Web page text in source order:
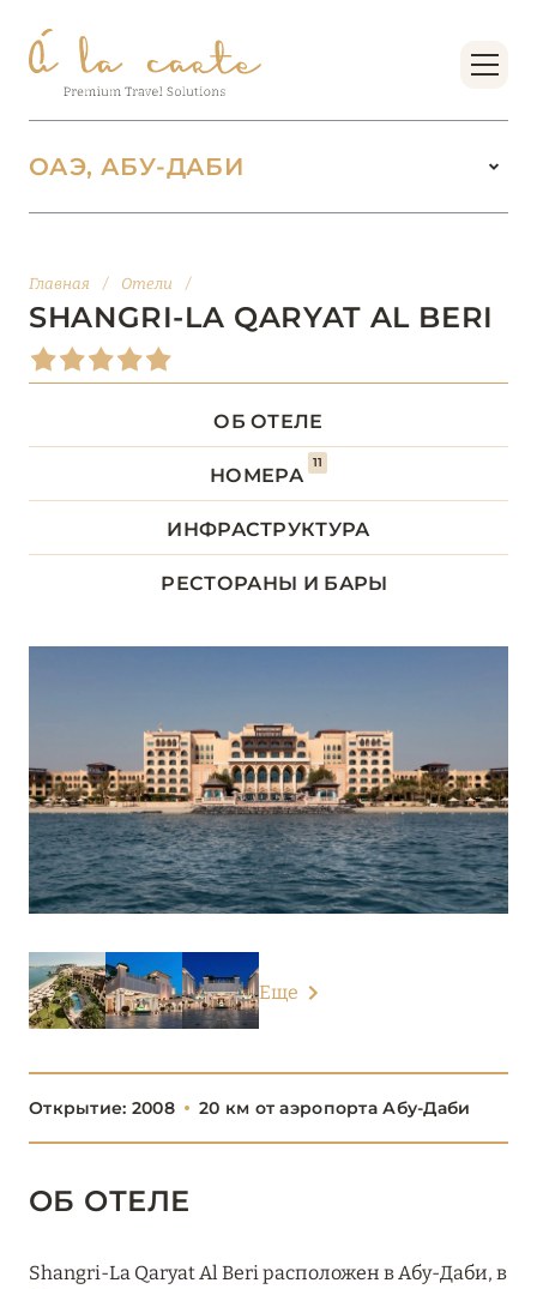
ОАЭ, АБУ-ДАБИ
АБУ-ДАБИ 20
Al Wathba, a Luxury Collection Desert Resort & Spa
Anantara Santorini Abu Dhabi Retreat
Anantara Sir Bani Yas Island Al Sahel Villa Resort
Anantara Sir Bani Yas Island Al Yamm Villa Resort
Park Hyatt Abu Dhabi Hotel and Villas
Qasr Al Sarab Desert Resort by Anantara
Rixos Marina Abu Dhabi
Rixos Premium Saadiyat Island
Rosewood Abu Dhabi
Saadiyat Rotana Resort & Villas
The Ritz-Carlton Abu Dhabi, Grand Canal
The St. Regis Saadiyat Island Resort
Главная / Отели /
SHANGRI-LA QARYAT AL BERI
ОБ ОТЕЛЕ
НОМЕРА
11
ИНФРАСТРУКТУРА
РЕСТОРАНЫ И БАРЫ
Еще
Открытие: 2008 20 км от аэропорта Абу-Даби
ОБ ОТЕЛЕ
Shangri-La Qaryat Al Beri расположен в Абу-Даби, в